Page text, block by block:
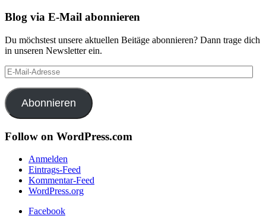
Blog via E-Mail abonnieren
Du möchstest unsere aktuellen Beitäge abonnieren? Dann trage dich
in unseren Newsletter ein.
E-
Mail-
Adresse
Abonnieren
Follow on WordPress.com
Anmelden
Eintrags-Feed
Kommentar-Feed
WordPress.org
Facebook